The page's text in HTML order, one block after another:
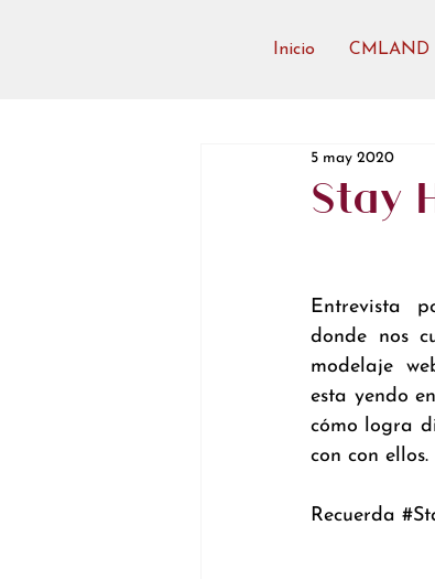
Inicio CMLAND
Stay
5 may 2020
Entrevista
donde nos
modelaje
esta yendo
cómo logra
con con ellos.
Recuerda